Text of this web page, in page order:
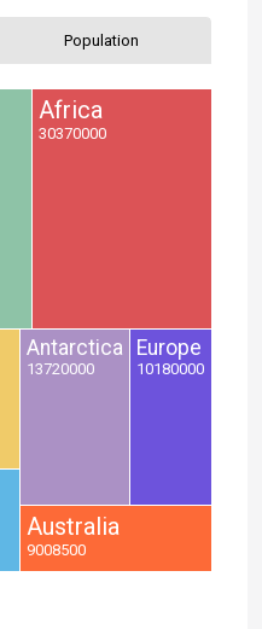
Population
Africa
30370000
Antarctica
13720000
Europe
10180000
Australia
9008500